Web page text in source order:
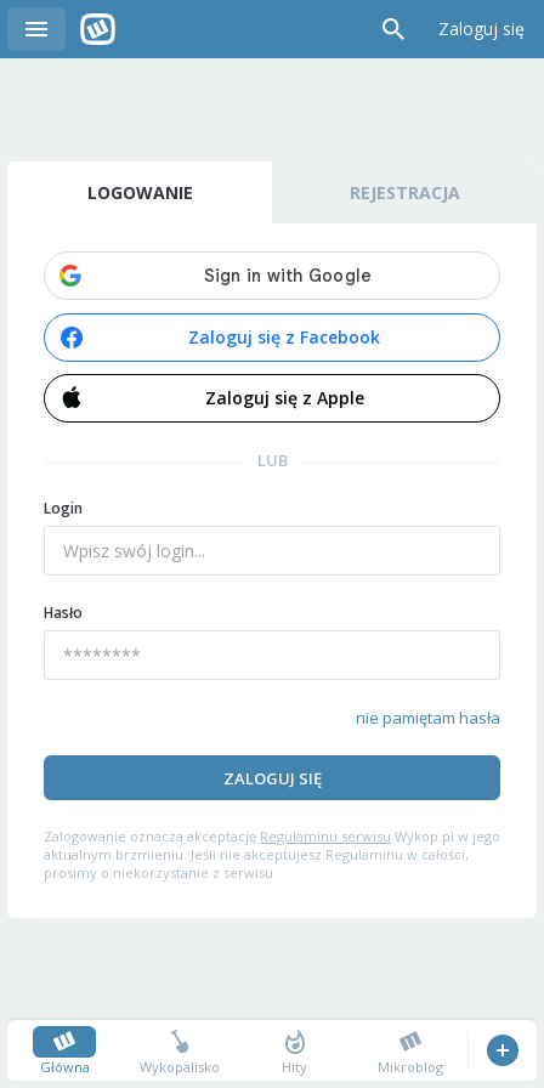
Zaloguj się
LOGOWANIE REJESTRACJA
Zaloguj się z Facebook
Zaloguj się z Apple
LUB
Login
Hasło
nie pamiętam hasła
ZALOGUJ SIĘ
Zalogowanie oznacza akceptację Regulaminu serwisu Wykop.pl w jego
aktualnym brzmieniu. Jeśli nie akceptujesz Regulaminu w całości,
prosimy o niekorzystanie z serwisu.
Główna Wykopalisko Hity Mikroblog